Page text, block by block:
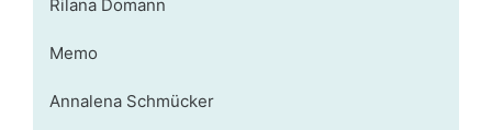
Rilana Domann
Memo
Annalena Schmücker